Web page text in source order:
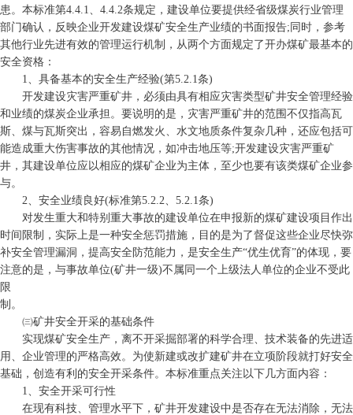
患。本标准第4.4.1、4.4.2条规定，建设单位要提供经省级煤炭行业管理
部门确认，反映企业开发建设煤矿安全生产业绩的书面报告;同时，参考
其他行业先进有效的管理运行机制，从两个方面规定了开办煤矿最基本的
安全资格：
1、具备基本的安全生产经验(第5.2.1条)
开发建设灾害严重矿井，必须由具有相应灾害类型矿井安全管理经验
和业绩的煤炭企业承担。要说明的是，灾害严重矿井的范围不仅指高瓦
斯、煤与瓦斯突出，容易自燃发火、水文地质条件复杂几种，还应包括可
能造成重大伤害事故的其他情况，如冲击地压等;开发建设灾害严重矿
井，其建设单位应以相应的煤矿企业为主体，至少也要有该类煤矿企业参
与。
2、安全业绩良好(标准第5.2.2、5.2.1条)
对发生重大和特别重大事故的建设单位在申报新的煤矿建设项目作出
时间限制，实际上是一种安全惩罚措施，目的是为了督促这些企业尽快弥
补安全管理漏洞，提高安全防范能力，是安全生产“优生优育”的体现，要
注意的是，与事故单位(矿井一级)不属同一个上级法人单位的企业不受此
限
制。
㈢矿井安全开采的基础条件
实现煤矿安全生产，离不开采掘部署的科学合理、技术装备的先进适
用、企业管理的严格高效。为使新建或改扩建矿井在立项阶段就打好安全
基础，创造有利的安全开采条件。本标准重点关注以下几方面内容：
1、安全开采可行性
在现有科技、管理水平下，矿井开发建设中是否存在无法消除，无法